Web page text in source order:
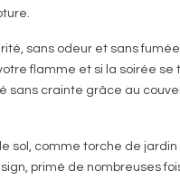
sans odeur et sans
flamme et si la soirée se
sans crainte grâce au
sol, comme torche de
primé de nombreuses